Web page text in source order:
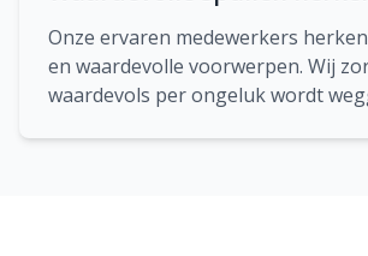
Onze ervaren medewerkers
en waardevolle voorwerpen. Wij
waardevols per ongeluk wordt